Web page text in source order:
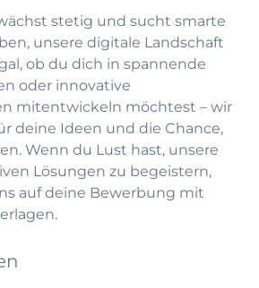
stetig und sucht smarte
unsere digitale Landschaft
ob du dich in spannende
oder innovative
mitentwickeln möchtest – wir
deine Ideen und die Chance,
Wenn du Lust hast, unsere
Lösungen zu begeistern,
auf deine Bewerbung mit